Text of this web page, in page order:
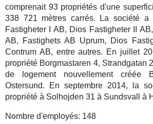
comprenait 93 propriétés d'une
338 721 mètres carrés. La société
Fastigheter I AB, Dios Fastigheter II
AB, Fastighets AB Uprum, Dios
Contrum AB, entre autres. En juillet
propriété Borgmastaren 4, Strandgatan
de logement nouvellement créée
Ostersund. En septembre 2014, la
propriété à Solhojden 31 à Sundsvall à
Nombre d'employés: 148